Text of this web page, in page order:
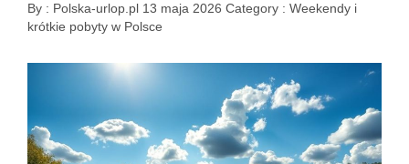
By : Polska-urlop.pl 13 maja 2026 Category : Weekendy i
krótkie pobyty w Polsce